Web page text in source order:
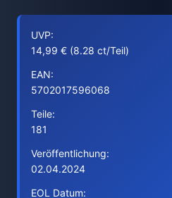
UVP:
14,99 € (8.28 ct/Teil)
EAN:
5702017596068
Teile:
181
Veröffentlichung:
02.04.2024
EOL Datum: